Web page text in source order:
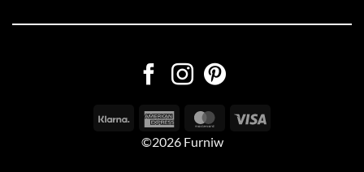
©2026 Furniw